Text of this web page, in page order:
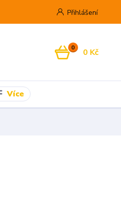
Přihlášení
0 0 Kč
Více